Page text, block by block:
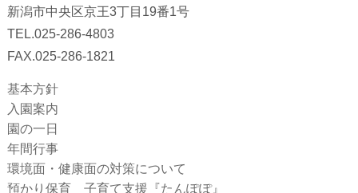
新潟市中央区京王3丁目19番1号
TEL.025-286-4803
FAX.025-286-1821
基本方針
入園案内
園の一日
年間行事
環境面・健康面の対策について
預かり保育 子育て支援『たんぽぽ』